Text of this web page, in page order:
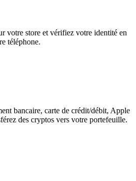
votre store et vérifiez votre identité en
téléphone.
bancaire, carte de crédit/débit, Apple
des cryptos vers votre portefeuille.